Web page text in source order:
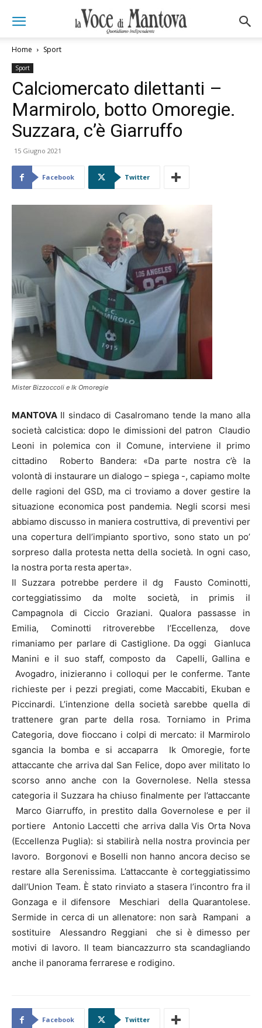
Home Sport
Sport
Calciomercato dilettanti –
Marmirolo, botto Omoregie.
Suzzara, c’è Giarruffo
15 Giugno 2021
Facebook Twitter
Mister Bizzoccoli e Ik Omoregie
MANTOVA Il sindaco di Casalromano tende la mano alla
società calcistica: dopo le dimissioni del patron Claudio
Leoni in polemica con il Comune, interviene il primo
cittadino Roberto Bandera: «Da parte nostra c’è la
volontà di instaurare un dialogo – spiega -, capiamo molte
delle ragioni del GSD, ma ci troviamo a dover gestire la
situazione economica post pandemia. Negli scorsi mesi
abbiamo discusso in maniera costruttiva, di preventivi per
una copertura dell’impianto sportivo, sono stato un po’
sorpreso dalla protesta netta della società. In ogni caso,
la nostra porta resta aperta».
Il Suzzara potrebbe perdere il dg Fausto Cominotti,
corteggiatissimo da molte società, in primis il
Campagnola di Ciccio Graziani. Qualora passasse in
Emilia, Cominotti ritroverebbe l’Eccellenza, dove
rimaniamo per parlare di Castiglione. Da oggi Gianluca
Manini e il suo staff, composto da Capelli, Gallina e
Avogadro, inizieranno i colloqui per le conferme. Tante
richieste per i pezzi pregiati, come Maccabiti, Ekuban e
Piccinardi. L’intenzione della società sarebbe quella di
trattenere gran parte della rosa. Torniamo in Prima
Categoria, dove fioccano i colpi di mercato: il Marmirolo
sgancia la bomba e si accaparra Ik Omoregie, forte
attaccante che arriva dal San Felice, dopo aver militato lo
scorso anno anche con la Governolese. Nella stessa
categoria il Suzzara ha chiuso finalmente per l’attaccante
Marco Giarruffo, in prestito dalla Governolese e per il
portiere Antonio Laccetti che arriva dalla Vis Orta Nova
(Eccellenza Puglia): si stabilirà nella nostra provincia per
lavoro. Borgonovi e Boselli non hanno ancora deciso se
restare alla Serenissima. L’attaccante è corteggiatissimo
dall’Union Team. È stato rinviato a stasera l’incontro fra il
Gonzaga e il difensore Meschiari della Quarantolese.
Sermide in cerca di un allenatore: non sarà Rampani a
sostituire Alessandro Reggiani che si è dimesso per
motivi di lavoro. Il team biancazzurro sta scandagliando
anche il panorama ferrarese e rodigino.
Facebook Twitter